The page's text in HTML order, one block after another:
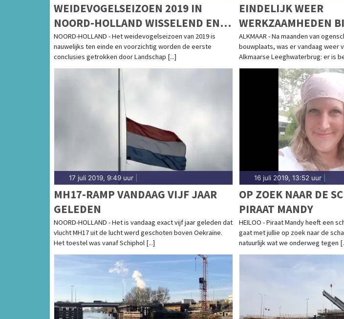
WEIDEVOGELSEIZOEN 2019 IN
NOORD-HOLLAND WISSELEND EN
HEEL GESPREID
NOORD-HOLLAND - Het weidevogelseizoen van 2019 is
nauwelijks ten einde en voorzichtig worden de eerste
conclusies getrokken door Landschap [...]
EINDELIJK WEER
WERKZAAMHEDEN
LEEGHWATERBRUG:
BOUWVAKKERS
ALKMAAR - Na maanden van
bouwplaats, was er vandaag weer
Alkmaarse Leeghwaterbrug: er is
17 juli 2019, 9:49 uur
MH17-RAMP VANDAAG VIJF JAAR
GELEDEN
NOORD-HOLLAND - Het is vandaag exact vijf jaar geleden dat
vlucht MH17 uit de lucht werd geschoten boven Oekraïne.
Het toestel was vanaf Schiphol [...]
16 juli 2019, 13:52 uur|
OP ZOEK NAAR DE
PIRAAT MANDY
HEILOO - Piraat Mandy heeft een
gaat met jullie op zoek naar de
natuurlijk wat we onderweg tegen